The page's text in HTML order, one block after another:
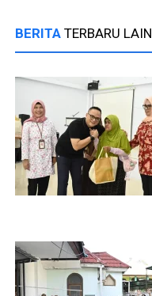
BERITA TERBARU